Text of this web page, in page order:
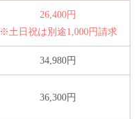
26,400円
※土日祝は別途1,000円請求
34,980円
36,300円